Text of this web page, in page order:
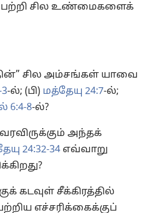
பற்றி சில உண்மைகளைக்
சில அம்சங்கள் யாவை
-ல்; (பி) மத்தேயு 24:7-ல்;
6:4-8-ல்?
அந்தக்
24:32-34 எவ்வாறு
கடவுள் சீக்கிரத்தில்
எச்சரிக்கைக்குப்